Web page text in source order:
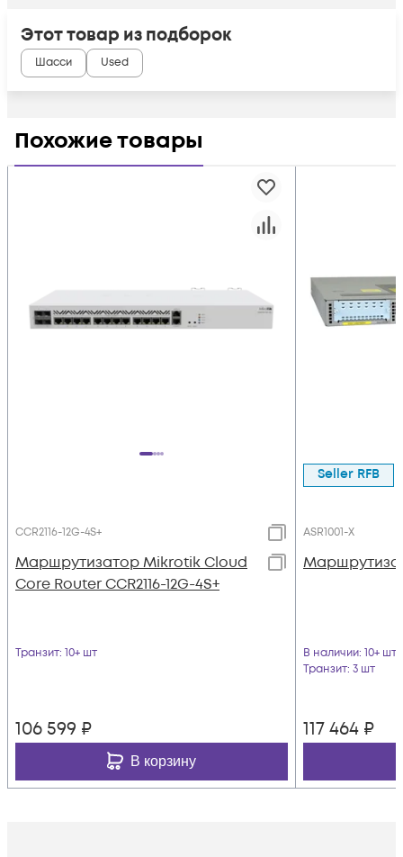
Этот товар из подборок
Шасси Used
Похожие товары
CCR2116-12G-4S+
Маршрутизатор Mikrotik Cloud
Core Router CCR2116-12G-4S+
Транзит: 10+ шт
106 599 ₽
В корзину
Seller RFB
ASR1001-Х
В наличии: 10+ шт
Транзит: 3 шт
117 464 ₽